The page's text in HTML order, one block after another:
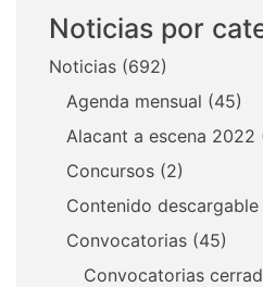
Noticias por
Noticias (692)
Agenda mensual (45)
Alacant a escena 2022
Concursos (2)
Contenido descargable
Convocatorias (45)
Convocatorias